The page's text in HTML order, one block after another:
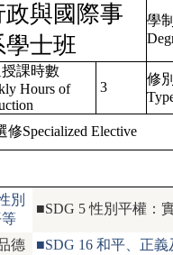
與國際事
士班
學
課時數
Hours of
3
修
Specialized Elective
別
■SDG 5 性別平權：
德
■SDG 16 和平、正